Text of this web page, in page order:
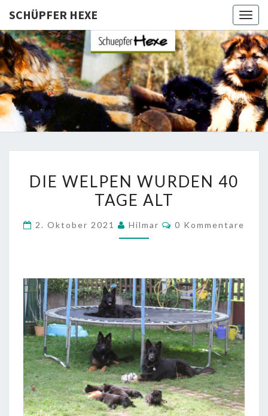
SCHÜPFER HEXE
HEXE
Langhaar
Schäferhunde
Von Den
Schüpfer
Hexen
WELPEN
WURDEN
DIE WELPEN WURDEN 40
TAGE ALT
2. Oktober 2021 Hilmar Kommentare
0 Kommentare